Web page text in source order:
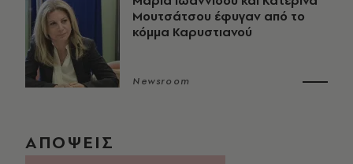
Μουτσάτσου έφυγαν από το
κόμμα Καρυστιανού
Newsroom
ΑΠΟΨΕΙΣ